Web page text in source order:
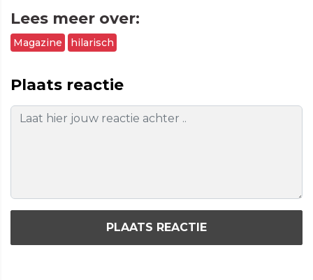
Lees meer over:
Magazine hilarisch
Plaats reactie
PLAATS REACTIE